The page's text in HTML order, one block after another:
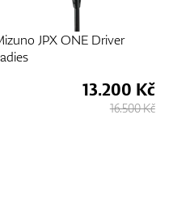
Mizuno ST-X 230